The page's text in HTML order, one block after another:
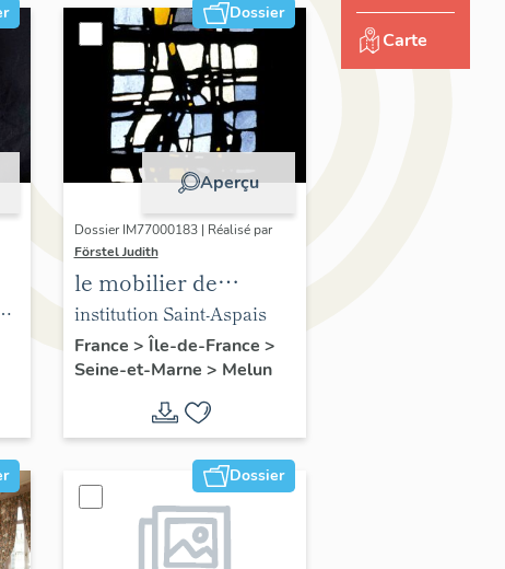
Dossier
Aperçu
Dossier IM77000183 | Réalisé par
Förstel Judith
le mobilier de
l'Institution Saint-
Aspais
institution Saint-Aspais
France > Île-de-France >
Seine-et-Marne > Melun
Dossier
Carte